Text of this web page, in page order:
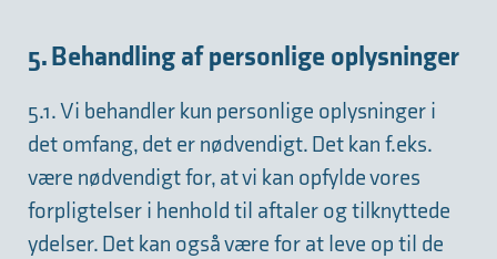
5. Behandling af personlige oplysninger
5.1. Vi behandler kun personlige oplysninger i
det omfang, det er nødvendigt. Det kan f.eks.
være nødvendigt for, at vi kan opfylde vores
forpligtelser i henhold til aftaler og tilknyttede
ydelser. Det kan også være for at leve op til de